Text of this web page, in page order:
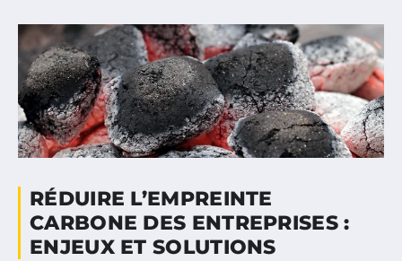
RÉDUIRE L’EMPREINTE
CARBONE DES ENTREPRISES :
ENJEUX ET SOLUTIONS